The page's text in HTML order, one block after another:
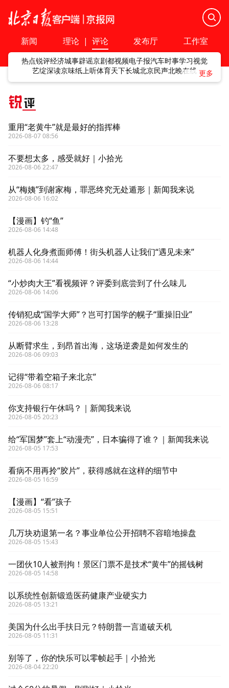
新闻 理论 | 评论 发布厅 工作室
热点锐评经济城事辟谣京剧都视频电子报汽车时事学习视觉
艺绽深读京味纸上听体育天下长城北京民声北晚在线
锐评
重用“老黄牛”就是最好的指挥棒
2026-08-07 08:56
不要想太多，感受就好｜小拾光
2026-08-06 22:47
从“梅姨”到谢家梅，罪恶终究无处遁形｜新闻我来说
2026-08-06 16:02
【漫画】钓“鱼”
2026-08-06 14:48
机器人化身煮面师傅！街头机器人让我们“遇见未来”
2026-08-06 14:44
“小炒肉大王”看视频评？评委到底尝到了什么味儿
2026-08-06 14:06
传销犯成“国学大师”？岂可打国学的幌子“重操旧业”
2026-08-06 13:28
从断臂求生，到昂首出海，这场逆袭是如何发生的
2026-08-06 09:03
记得“带着空箱子来北京”
2026-08-06 08:17
你支持银行午休吗？｜新闻我来说
2026-08-05 20:23
给“军国梦”套上“动漫壳”，日本骗得了谁？｜新闻我来说
2026-08-05 17:53
看病不用再拎“胶片”，获得感就在这样的细节中
2026-08-05 16:59
【漫画】“看”孩子
2026-08-05 15:51
几万块劝退第一名？事业单位公开招聘不容暗地操盘
2026-08-05 15:43
一团伙10人被刑拘！景区门票不是技术“黄牛”的摇钱树
2026-08-05 14:58
以系统性创新锻造医药健康产业硬实力
2026-08-05 13:21
美国为什么出手扶日元？特朗普一言道破天机
2026-08-05 11:31
别等了，你的快乐可以零帧起手｜小拾光
2026-08-04 22:20